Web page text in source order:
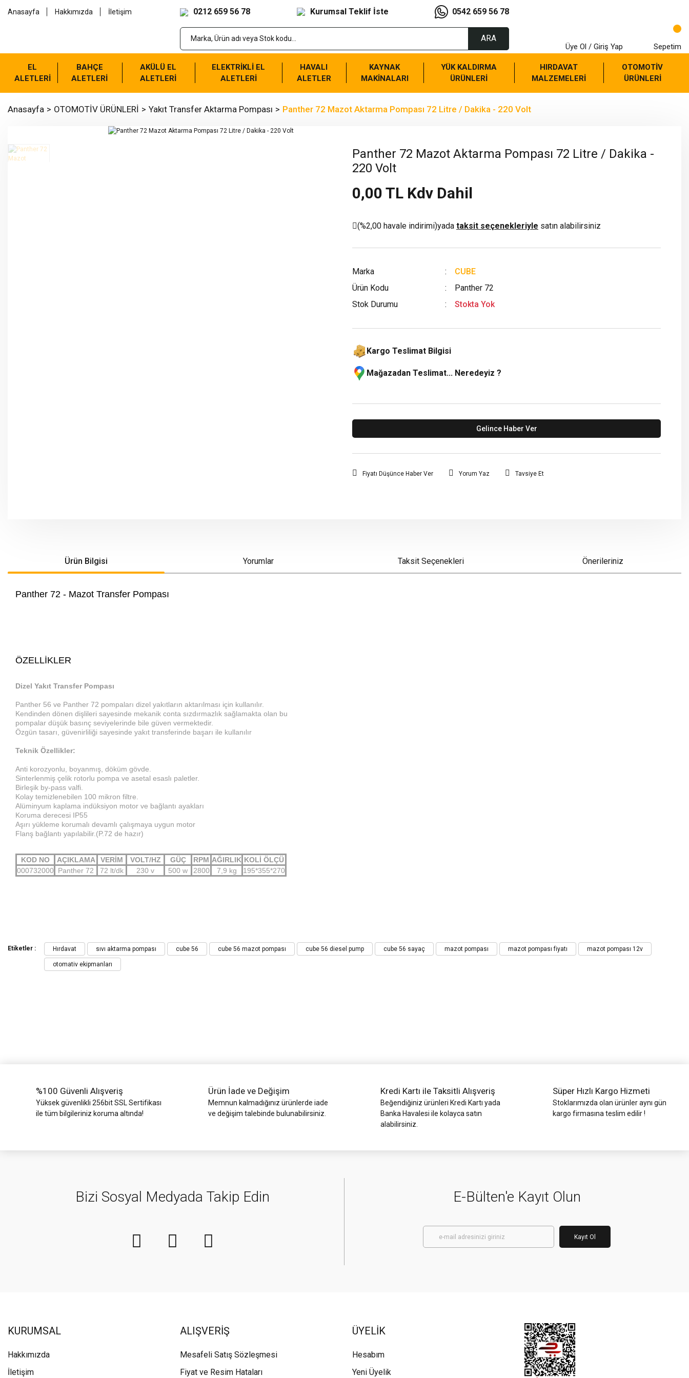
Anasayfa Hakkımızda İletişim 0212 659 56 78 Kurumsal Teklif İste 0542 659 56 78
ARA
Üye Ol / Giriş Yap Sepetim
EL
ALETLERİ
BAHÇE
ALETLERİ
AKÜLÜ EL
ALETLERİ
ELEKTRİKLİ EL
ALETLERİ
HAVALI
ALETLER
KAYNAK
MAKİNALARI
YÜK KALDIRMA
ÜRÜNLERİ
HIRDAVAT
MALZEMELERİ
OTOMOTİV
ÜRÜNLERİ
Anasayfa OTOMOTİV ÜRÜNLERİ Yakıt Transfer Aktarma Pompası Panther 72 Mazot Aktarma Pompası 72 Litre / Dakika - 220 Volt
Panther 72 Mazot Aktarma Pompası 72 Litre / Dakika -
220 Volt
0,00 TL Kdv Dahil
(%2,00 havale indirimi)yada taksit seçenekleriyle satın alabilirsiniz
Marka
CUBE
Ürün Kodu
Panther 72
Stok Durumu
Stokta Yok
Kargo Teslimat Bilgisi
Mağazadan Teslimat... Neredeyiz ?
Gelince Haber Ver
Fiyatı Düşünce Haber Ver Yorum Yaz Tavsiye Et
Ürün Bilgisi Yorumlar Taksit Seçenekleri Önerileriniz
Panther 72 - Mazot Transfer Pompası
ÖZELLİKLER
Dizel Yakıt Transfer Pompası
Panther 56 ve Panther 72 pompaları dizel yakıtların aktarılması için kullanılır.
Kendinden dönen dişlileri sayesinde mekanik conta sızdırmazlık sağlamakta olan bu
pompalar düşük basınç seviyelerinde bile güven vermektedir.
Özgün tasarı, güvenirliliği sayesinde yakıt transferinde başarı ile kullanılır
Teknik Özellikler:
Anti korozyonlu, boyanmış, döküm gövde.
Sinterlenmiş çelik rotorlu pompa ve asetal esaslı paletler.
Birleşik by-pass valfi.
Kolay temizlenebilen 100 mikron filtre.
Alüminyum kaplama indüksiyon motor ve bağlantı ayakları
Koruma derecesi IP55
Aşırı yükleme korumalı devamlı çalışmaya uygun motor
Flanş bağlantı yapılabilir.(P.72 de hazır)
KOD NO AÇIKLAMA VERİM VOLT/HZ GÜÇ RPM AĞIRLIK KOLİ ÖLÇÜ
000732000
Panther 72 72 lt/dk 230 v 500 w 2800 7,9 kg 195*355*270
Bu ürüne ilk yorumu siz yapın!
Görüş ve önerileriniz için teşekkür ederiz.
Ürün resmi kalitesiz, bozuk veya görüntülenemiyor.
Etiketler : Hırdavat sıvı aktarma pompası cube 56 cube 56 mazot pompası cube 56 diesel pump cube 56 sayaç mazot pompası mazot pompası fiyatı mazot pompası 12v
otomativ ekipmanları
%100 Güvenli Alışveriş
Yüksek güvenlikli 256bit SSL Sertifikası
ile tüm bilgileriniz koruma altında!
Ürün İade ve Değişim
Memnun kalmadığınız ürünlerde iade
ve değişim talebinde bulunabilirsiniz.
Kredi Kartı ile Taksitli Alışveriş
Beğendiğiniz ürünleri Kredi Kartı yada
Banka Havalesi ile kolayca satın
alabilirsiniz.
Süper Hızlı Kargo Hizmeti
Stoklarımızda olan ürünler aynı gün
kargo firmasına teslim edilir !
Bizi Sosyal Medyada Takip Edin E-Bülten'e Kayıt Olun
Kayıt Ol
KURUMSAL
Hakkımızda
İletişim
ALIŞVERİŞ
Mesafeli Satış Sözleşmesi
Fiyat ve Resim Hataları
ÜYELİK
Hesabım
Yeni Üyelik